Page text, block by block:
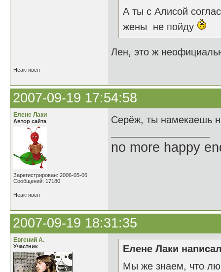
А ты с Алисой
жены не пойду
Лен, это ж
Неактивен
2007-09-19 17:54:58
Елене Лаки
Автор сайта
Зарегистрирован: 2006-05-06
Сообщений: 17180
Серёж, ты намекаешь
no more happy
Неактивен
2007-09-19 18:31:35
Евгений А.
Участник
Елене Лаки
Мы же знаем, что